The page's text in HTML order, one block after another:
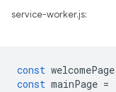
service-worker.js:
const welcomePage
const mainPage =